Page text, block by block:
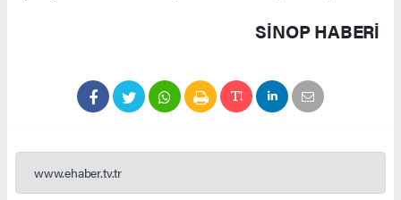
SINOP HABERİ
www.ehaber.tv.tr